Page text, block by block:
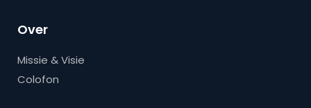
Over
Missie & Visie
Colofon